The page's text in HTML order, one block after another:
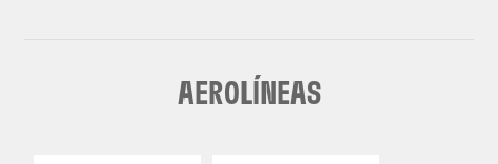
AEROLÍNEAS